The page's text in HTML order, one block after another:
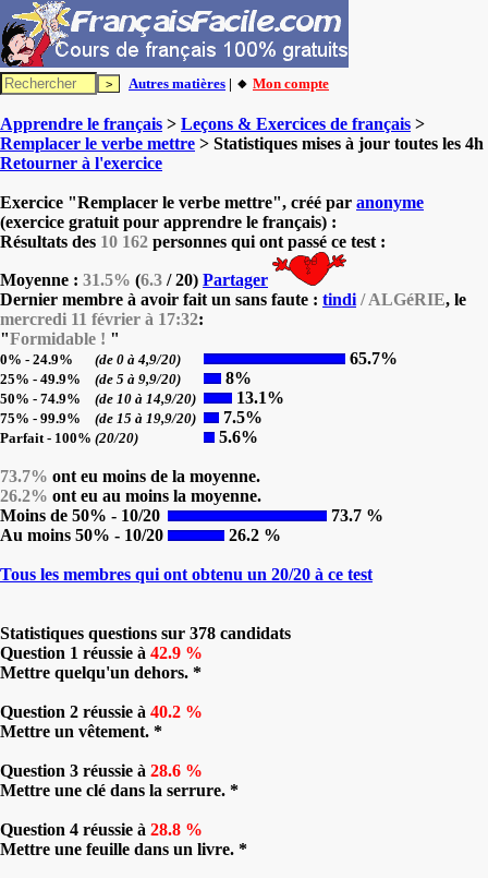
Autres matières | 🔸 Mon compte
Apprendre le français > Leçons & Exercices de français >
Remplacer le verbe mettre > Statistiques mises à jour toutes les 4h
Retourner à l'exercice
Exercice "Remplacer le verbe mettre", créé par anonyme
(exercice gratuit pour apprendre le français) :
Résultats des 10 162 personnes qui ont passé ce test :
Moyenne : 31.5% (6.3 / 20) Partager
Dernier membre à avoir fait un sans faute : tindi / ALGéRIE, le
mercredi 11 février à 17:32:
"Formidable ! "
0% - 24.9% (de 0 à 4,9/20) 65.7%
25% - 49.9% (de 5 à 9,9/20) 8%
50% - 74.9% (de 10 à 14,9/20) 13.1%
75% - 99.9% (de 15 à 19,9/20) 7.5%
Parfait - 100% (20/20) 5.6%
73.7% ont eu moins de la moyenne.
26.2% ont eu au moins la moyenne.
Moins de 50% - 10/20
73.7 %
Au moins 50% - 10/20
26.2 %
Tous les membres qui ont obtenu un 20/20 à ce test
Statistiques questions sur 378 candidats
Question 1 réussie à 42.9 %
Mettre quelqu'un dehors. *
Question 2 réussie à 40.2 %
Mettre un vêtement. *
Question 3 réussie à 28.6 %
Mettre une clé dans la serrure. *
Question 4 réussie à 28.8 %
Mettre une feuille dans un livre. *